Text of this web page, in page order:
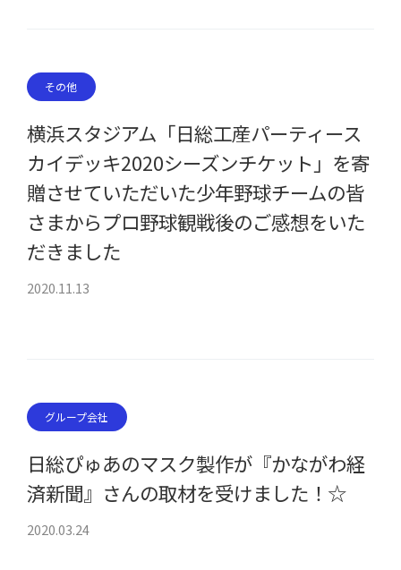
その他
横浜スタジアム「日総工産パーティース
カイデッキ2020シーズンチケット」を寄
贈させていただいた少年野球チームの皆
さまからプロ野球観戦後のご感想をいた
だきました
2020.11.13
グループ会社
日総ぴゅあのマスク製作が『かながわ経
済新聞』さんの取材を受けました！☆
2020.03.24